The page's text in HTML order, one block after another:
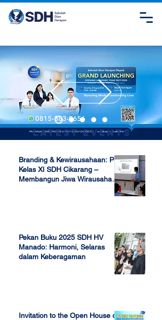
Latest Events
Branding & Kewirausahaan: P5
Kelas XI SDH Cikarang –
Membangun Jiwa Wirausaha
Pekan Buku 2025 SDH HV
Manado: Harmoni, Selaras
dalam Keberagaman
Invitation to the Open House of